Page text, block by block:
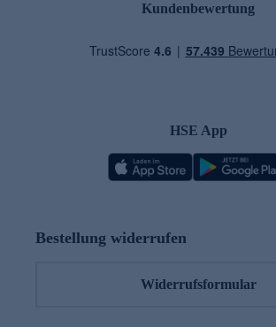
Kundenbewertung
HSE App
Bestellung widerrufen
Widerrufsformular